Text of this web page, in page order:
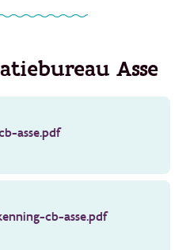
Asse
asse.pdf
cb-asse.pdf